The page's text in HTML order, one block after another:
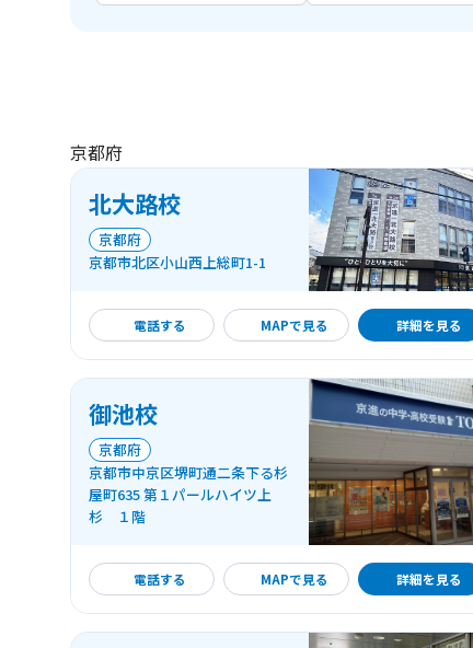
京都府
北大路校
京都府
京都市北区小山西上総町1-1
電話する MAPで見る
詳細を見る
詳細を見る
御池校
京都府
京都市中京区堺町通二条下る杉
屋町635 第１パールハイツ上
杉 １階
電話する MAPで見る
詳細を見る
詳細を見る